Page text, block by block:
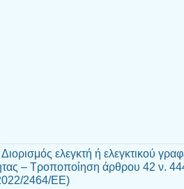
ελεγκτή ή ελεγκτικού
– Τροποποίηση άρθρου 42 ν.
2464/ΕΕ)